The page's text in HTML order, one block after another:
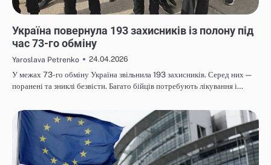
Україна повернула 193 захисників із полону під
час 73-го обміну
Yaroslava Petrenko
24.04.2026
У межах 73-го обміну Україна звільнила 193 захисників. Серед них —
поранені та зниклі безвісти. Багато бійців потребують лікування і…